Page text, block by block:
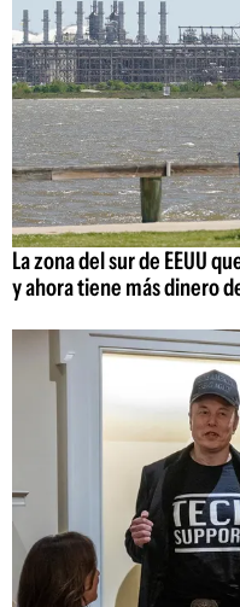
La zona del sur de EEUU
y ahora tiene más dinero